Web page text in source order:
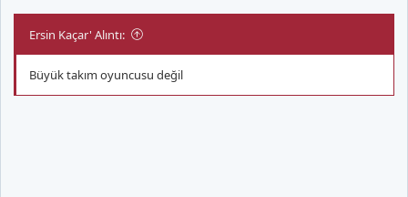
Ersin Kaçar' Alıntı:
Büyük takım oyuncusu değil